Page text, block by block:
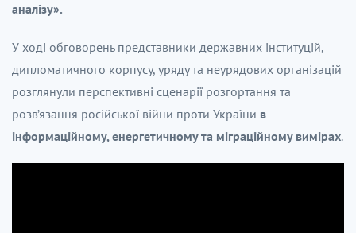
аналізу».
У ході обговорень представники державних інституцій,
дипломатичного корпусу, уряду та неурядових організацій
розглянули перспективні сценарії розгортання та
розв’язання російської війни проти України в
інформаційному, енергетичному та міграційному вимірах.